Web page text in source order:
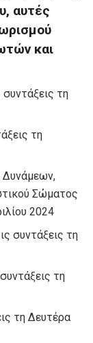
αυτές
και
τη
τη
Δυνάμεων,
Σώματος
2024
συντάξεις τη
τη
τη Δευτέρα